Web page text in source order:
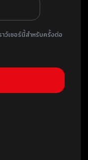
ว์เซอร์นี้สำหรับครั้งต่อ